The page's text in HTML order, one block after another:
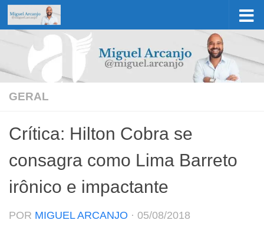
Skip to content
GERAL
Crítica: Hilton Cobra se
consagra como Lima Barreto
irônico e impactante
POR MIGUEL ARCANJO · 05/08/2018